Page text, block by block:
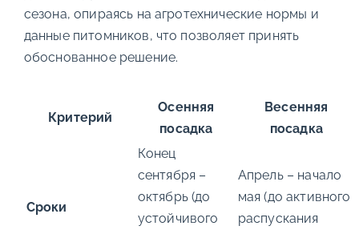
сезона, опираясь на агротехнические нормы и
данные питомников, что позволяет принять
обоснованное решение.
Критерий
Осенняя
посадка
Весенняя
посадка
Сроки
Конец
сентября –
октябрь (до
устойчивого
Апрель – начало
мая (до активного
распускания